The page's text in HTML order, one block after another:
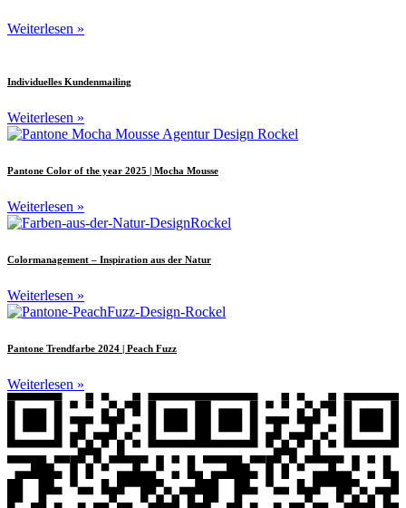
Weiterlesen »
Individuelles Kundenmailing
Weiterlesen »
Pantone Color of the year 2025 | Mocha Mousse
Weiterlesen »
Colormanagement – Inspiration aus der Natur
Weiterlesen »
Pantone Trendfarbe 2024 | Peach Fuzz
Weiterlesen »